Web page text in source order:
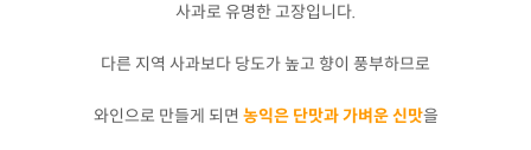
사과로 유명한 고장입니다.
다른 지역 사과보다 당도가 높고 향이 풍부하므로
와인으로 만들게 되면 농익은 단맛과 가벼운 신맛을